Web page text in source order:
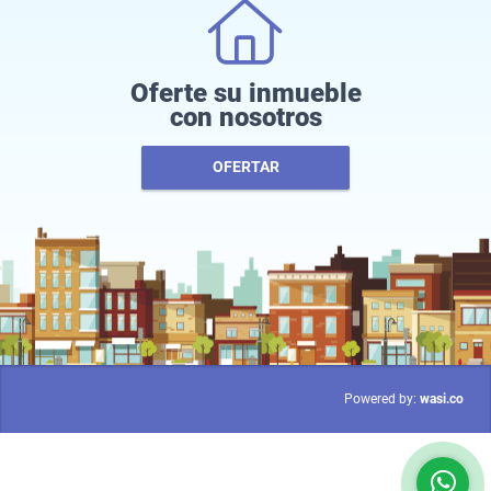
Oferte su inmueble
con nosotros
OFERTAR
Powered by: wasi.co